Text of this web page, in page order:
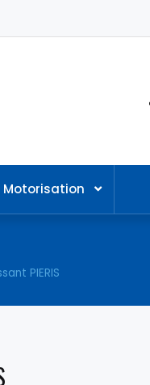
Motorisation
PIERIS